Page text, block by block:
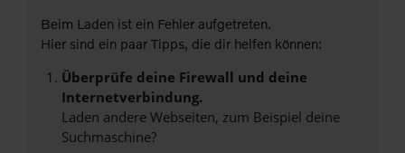
Beim Laden ist ein Fehler aufgetreten.
Hier sind ein paar Tipps, die dir helfen können:
Überprüfe deine Firewall und deine
Internetverbindung.
Laden andere Webseiten, zum Beispiel deine
Suchmaschine?